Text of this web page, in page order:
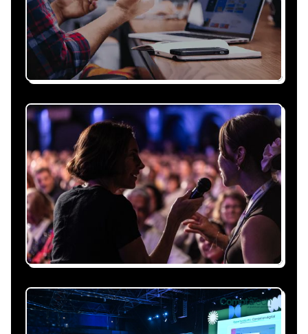
Recevez une proposition
sous 24h
Expliquez-nous vos besoins, on vous répond
sous 24h avec une proposition
personnalisée, claire et adaptée à votre
événement et à vos contraintes.
Nous nous occupons de
tout